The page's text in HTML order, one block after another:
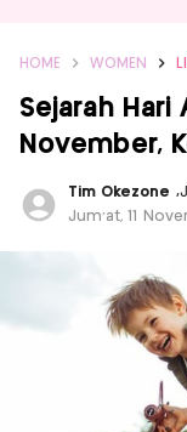
HOME WOMEN
Sejarah Hari
November,
Tim Okezone ,
Jum'at, 11